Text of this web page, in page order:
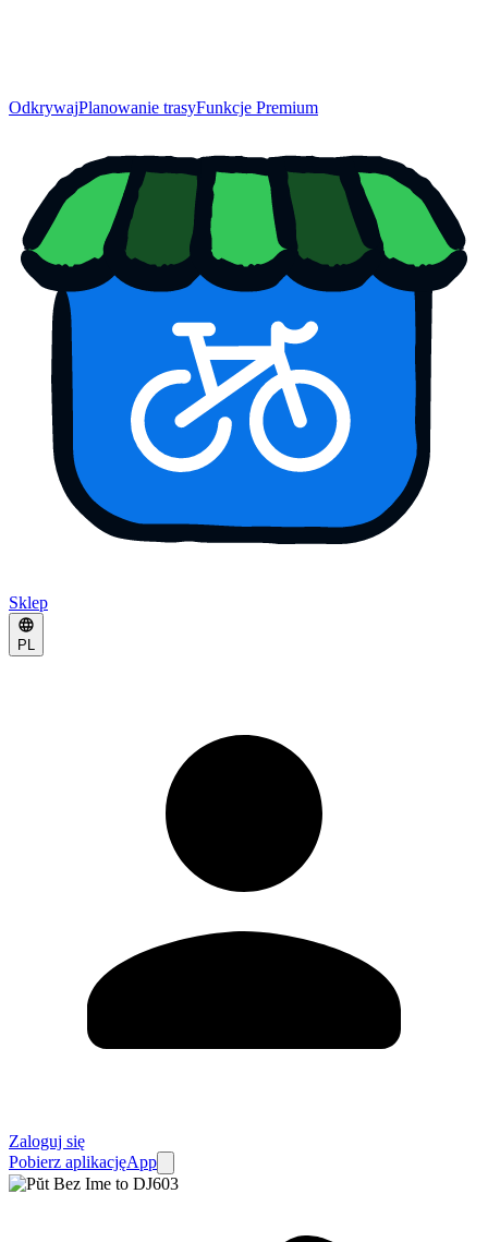
OdkrywajPlanowanie trasyFunkcje Premium
Sklep
PL
Zaloguj się
Pobierz aplikacjęApp